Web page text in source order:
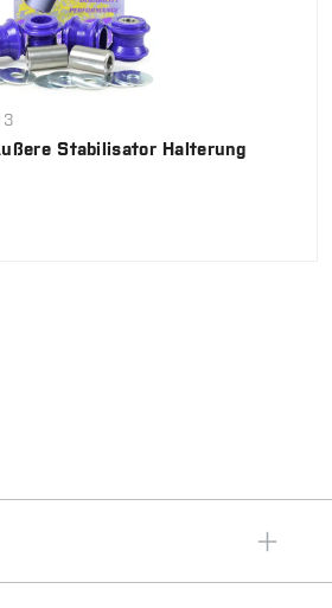
Stabilisator Halterung